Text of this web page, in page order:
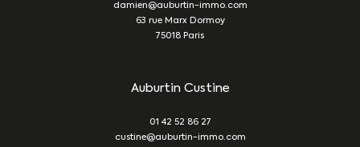
damien@auburtin-immo.com
63 rue Marx Dormoy
75018
Paris
Auburtin Custine
01 42 52 86 27
custine@auburtin-immo.com